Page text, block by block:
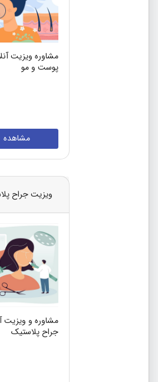
مشاوره ویزیت
پوست و مو
مشاهده
ویزیت جراح
مشاوره و ویزیت
جراح پلاستیک